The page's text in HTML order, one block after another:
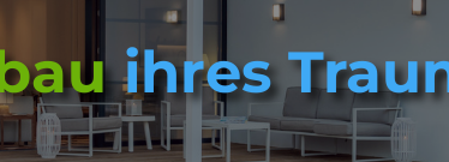
ihres